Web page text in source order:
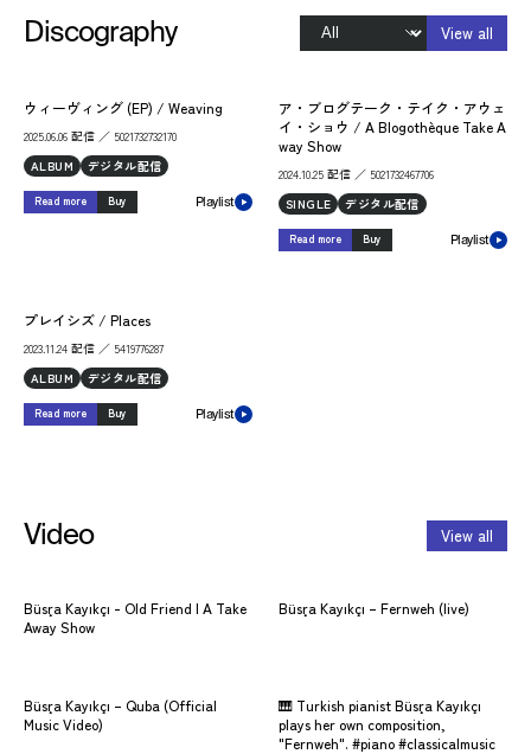
Discography View all
ウィーヴィング (EP) / Weaving
2025.06.06 配信 ／ 5021732732170
ALBUM
デジタル配信
Read more Buy Playlist
ア・ブログテーク・テイク・アウェ
イ・ショウ / A Blogothèque Take A
way Show
2024.10.25 配信 ／ 5021732467706
SINGLE
デジタル配信
Read more Buy Playlist
プレイシズ / Places
2023.11.24 配信 ／ 5419776287
ALBUM
デジタル配信
Read more Buy Playlist
Video View all
Büşra Kayıkçı - Old Friend | A Take
Away Show
Büşra Kayıkçı – Fernweh (live)
Büşra Kayıkçı – Quba (Official
Music Video)
🎹 Turkish pianist Büşra Kayıkçı
plays her own composition,
"Fernweh". #piano #classicalmusic